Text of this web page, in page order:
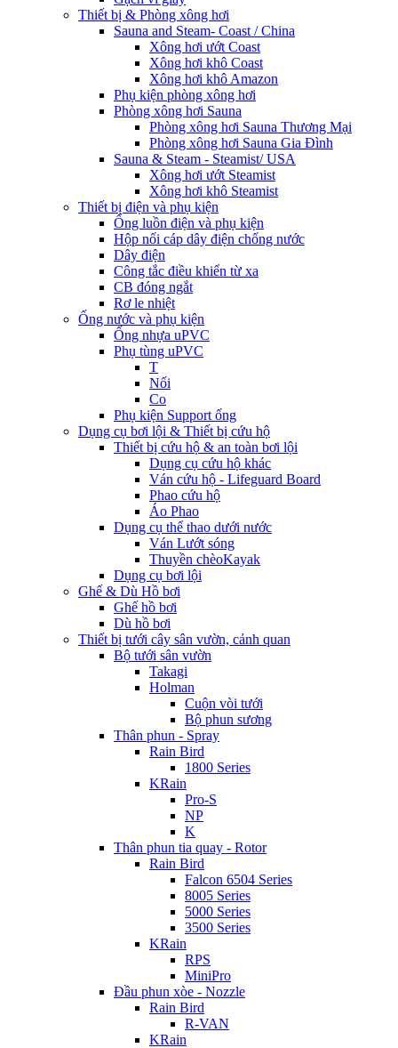
Thiết bị & Phòng xông hơi
Sauna and Steam- Coast / China
Xông hơi ướt Coast
Xông hơi khô Coast
Xông hơi khô Amazon
Phụ kiện phòng xông hơi
Phòng xông hơi Sauna
Phòng xông hơi Sauna Thương Mại
Phòng xông hơi Sauna Gia Đình
Sauna & Steam - Steamist/ USA
Xông hơi ướt Steamist
Xông hơi khô Steamist
Thiết bị điện và phụ kiện
Ống luồn điện và phụ kiện
Hộp nối cáp dây điện chống nước
Dây điện
Công tắc điều khiển từ xa
CB đóng ngắt
Rơ le nhiệt
Ống nước và phụ kiện
Ống nhựa uPVC
Phụ tùng uPVC
T
Nối
Co
Phụ kiện Support ống
Dụng cụ bơi lội & Thiết bị cứu hộ
Thiết bị cứu hộ & an toàn bơi lội
Dụng cụ cứu hộ khác
Ván cứu hộ - Lifeguard Board
Phao cứu hộ
Áo Phao
Dụng cụ thể thao dưới nước
Ván Lướt sóng
Thuyền chèoKayak
Dụng cụ bơi lội
Ghế & Dù Hồ bơi
Ghế hồ bơi
Dù hồ bơi
Thiết bị tưới cây sân vườn, cảnh quan
Bộ tưới sân vườn
Takagi
Holman
Cuộn vòi tưới
Bộ phun sương
Thân phun - Spray
Rain Bird
1800 Series
KRain
Pro-S
NP
K
Thân phun tia quay - Rotor
Rain Bird
Falcon 6504 Series
8005 Series
5000 Series
3500 Series
KRain
RPS
MiniPro
Đầu phun xòe - Nozzle
Rain Bird
R-VAN
KRain